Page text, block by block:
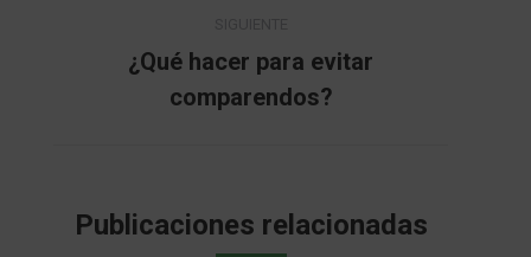
Publicación
siguiente:
¿Qué hacer para evitar
comparendos?
Publicaciones relacionadas